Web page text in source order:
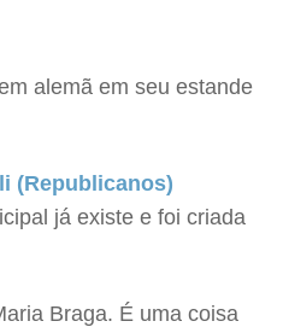
alemã em seu estande
(Republicanos)
já existe e foi criada
Braga. É uma coisa